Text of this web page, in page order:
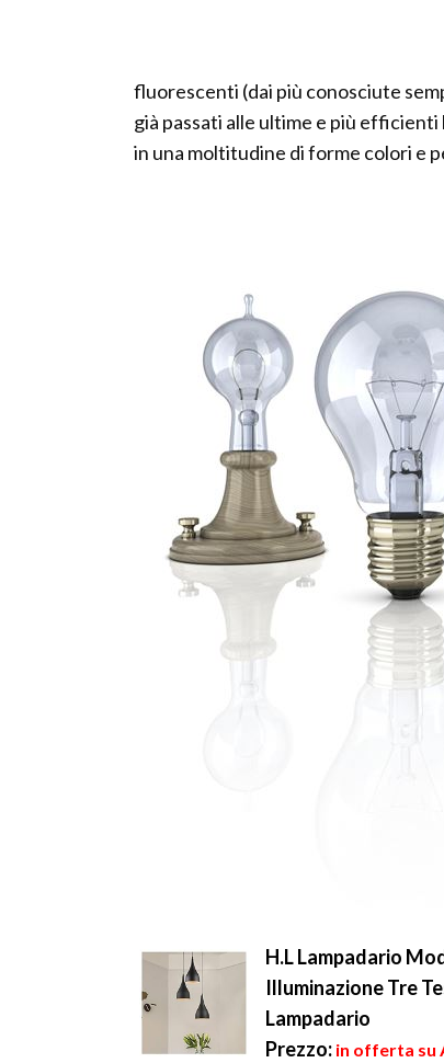
fluorescenti (dai più conosciute
già passati alle ultime e più
in una moltitudine di forme colori e
H.L Lampadario
Illuminazione Tre
Lampadario
Prezzo: in offerta su